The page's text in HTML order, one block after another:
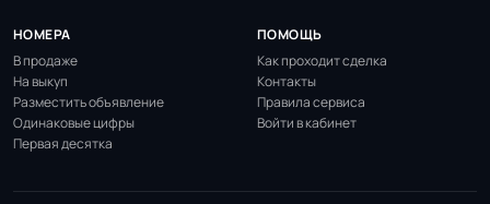
НОМЕРА
В продаже
На выкуп
Разместить объявление
Одинаковые цифры
Первая десятка
ПОМОЩЬ
Как проходит сделка
Контакты
Правила сервиса
Войти в кабинет